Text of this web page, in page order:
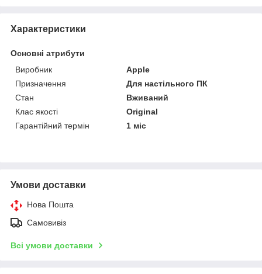
Характеристики
Основні атрибути
Виробник
Apple
Призначення
Для настільного ПК
Стан
Вживаний
Клас якості
Original
Гарантійний термін
1 міс
Умови доставки
Нова Пошта
Самовивіз
Всі умови доставки